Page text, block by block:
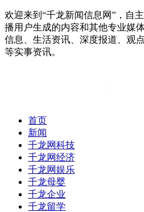
欢迎来到“千龙新闻信息网”，自
播用户生成的内容和其他专业媒
信息、生活资讯、深度报道、观
等实事资讯。
首页
新闻
千龙网科技
千龙网经济
千龙网娱乐
千龙母婴
千龙企业
千龙留学